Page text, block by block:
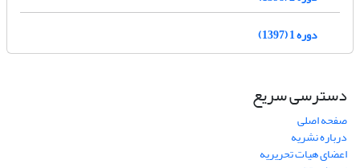
دوره 1 (1397)
دسترسی سریع
صفحه اصلی
درباره نشریه
اعضای هیات تحریریه